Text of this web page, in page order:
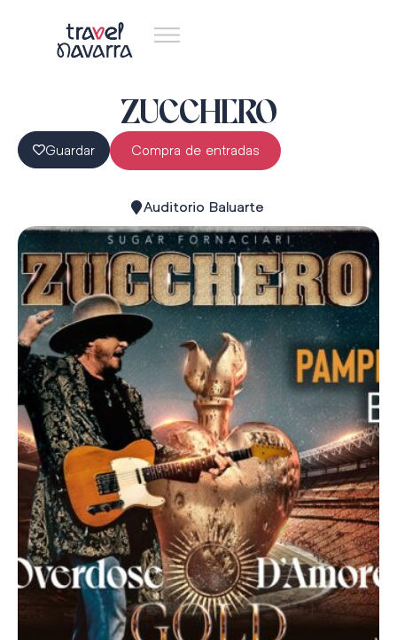
ZUCCHERO
Guardar Compra de entradas
Auditorio Baluarte